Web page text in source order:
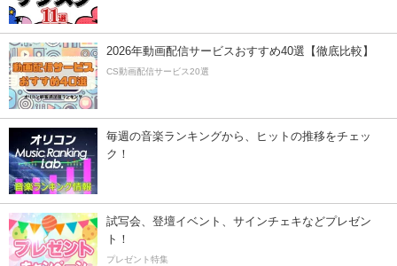
2026年動画配信サービスおすすめ40選【徹底比較】
CS動画配信サービス20選
毎週の音楽ランキングから、ヒットの推移をチェッ
ク！
試写会、登壇イベント、サインチェキなどプレゼン
ト！
プレゼント特集